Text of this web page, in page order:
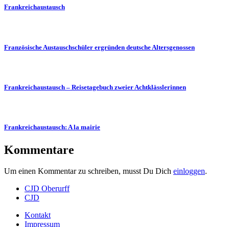
Frankreichaustausch
Französische Austauschschüler ergründen deutsche Altersgenossen
Frankreichaustausch – Reisetagebuch zweier Achtklässlerinnen
Frankreichaustausch: A la mairie
Kommentare
Um einen Kommentar zu schreiben, musst Du Dich einloggen.
CJD Oberurff
CJD
Kontakt
Impressum